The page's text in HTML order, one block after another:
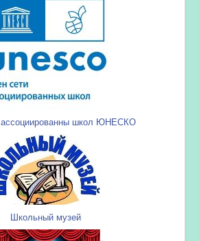
ассоциированны школ ЮНЕСКО
Школьный музей